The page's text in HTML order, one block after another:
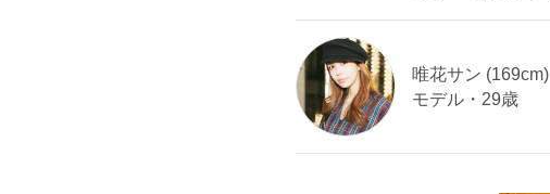
唯花サン (169cm)
モデル・29歳